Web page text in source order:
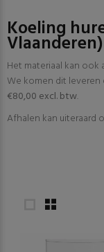
Koeling
Vlaanderen)
Het materiaal kan ook
We komen dit leveren
€80,00 excl. btw.
Afhalen kan uiteraard